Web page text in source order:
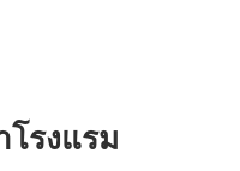
รงแรม